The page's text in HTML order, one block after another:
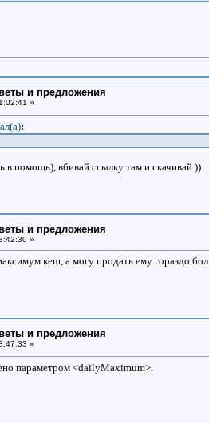
и предложения
»
:
в помощь), вбивай ссылку там и скачивай ))
и предложения
»
кеш, а могу продать ему гораздо
и предложения
»
параметром <dailyMaximum>.